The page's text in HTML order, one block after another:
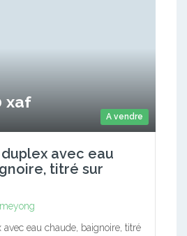
A vendre
xaf
avec eau
titré sur
eau chaude, baignoire, titré